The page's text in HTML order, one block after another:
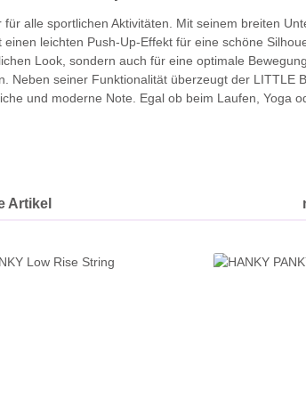
alle sportlichen Aktivitäten. Mit seinem breiten
leichten Push-Up-Effekt für eine schöne
Look, sondern auch für eine optimale
seiner Funktionalität überzeugt der LITTLE
und moderne Note. Egal ob beim Laufen, Yoga
Artikel